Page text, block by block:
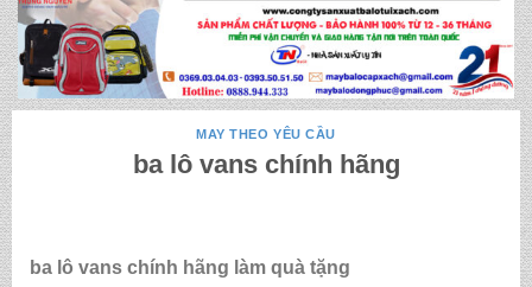
MAY THEO YÊU CẦU
ba lô vans chính hãng
ba lô vans chính hãng làm quà tặng